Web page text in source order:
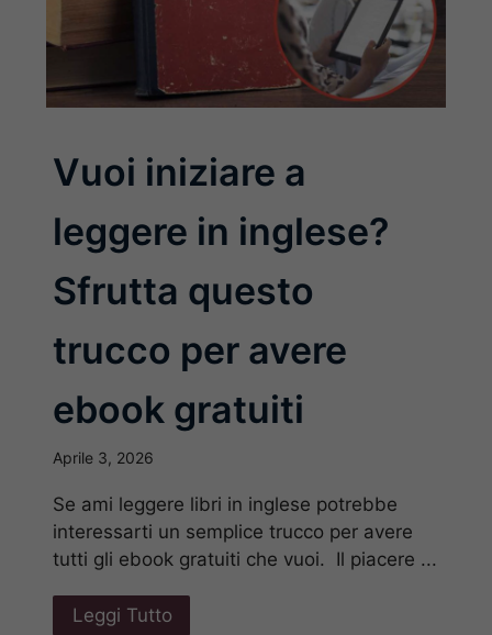
Vuoi iniziare a
leggere in inglese?
Sfrutta questo
trucco per avere
ebook gratuiti
Aprile 3, 2026
Se ami leggere libri in inglese potrebbe
interessarti un semplice trucco per avere
tutti gli ebook gratuiti che vuoi. Il piacere ...
Leggi Tutto